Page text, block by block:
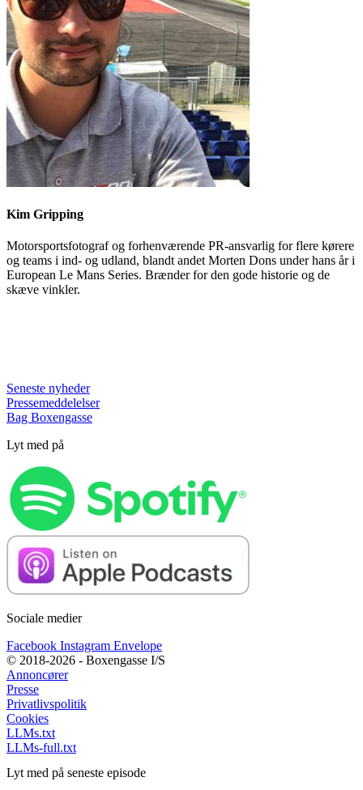
Kim Gripping
Motorsportsfotograf og forhenværende PR-ansvarlig for flere kørere
og teams i ind- og udland, blandt andet Morten Dons under hans år i
European Le Mans Series. Brænder for den gode historie og de
skæve vinkler.
Seneste nyheder
Pressemeddelelser
Bag Boxengasse
Lyt med på
Sociale medier
Facebook Instagram Envelope
© 2018-2026 - Boxengasse I/S
Annoncører
Presse
Privatlivspolitik
Cookies
LLMs.txt
LLMs-full.txt
Lyt med på seneste episode